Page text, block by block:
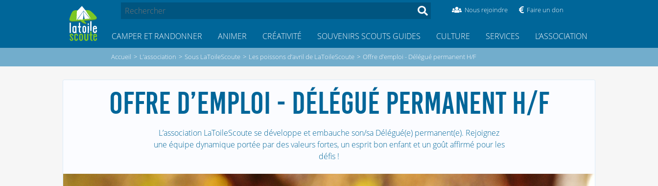
Nous rejoindre Faire un don
CAMPER ET RANDONNER ANIMER CRÉATIVITÉ SOUVENIRS SCOUTS GUIDES CULTURE SERVICES L’ASSOCIATION
Accueil > L’association > Sous LaToileScoute > Les poissons d’avril de LaToileScoute > Offre d’emploi - Délégué permanent H/F
OFFRE D’EMPLOI - DÉLÉGUÉ PERMANENT H/F
L’association LaToileScoute se développe et embauche son/sa Délégué(e) permanent(e). Rejoignez
une équipe dynamique portée par des valeurs fortes, un esprit bon enfant et un goût affirmé pour les
défis !